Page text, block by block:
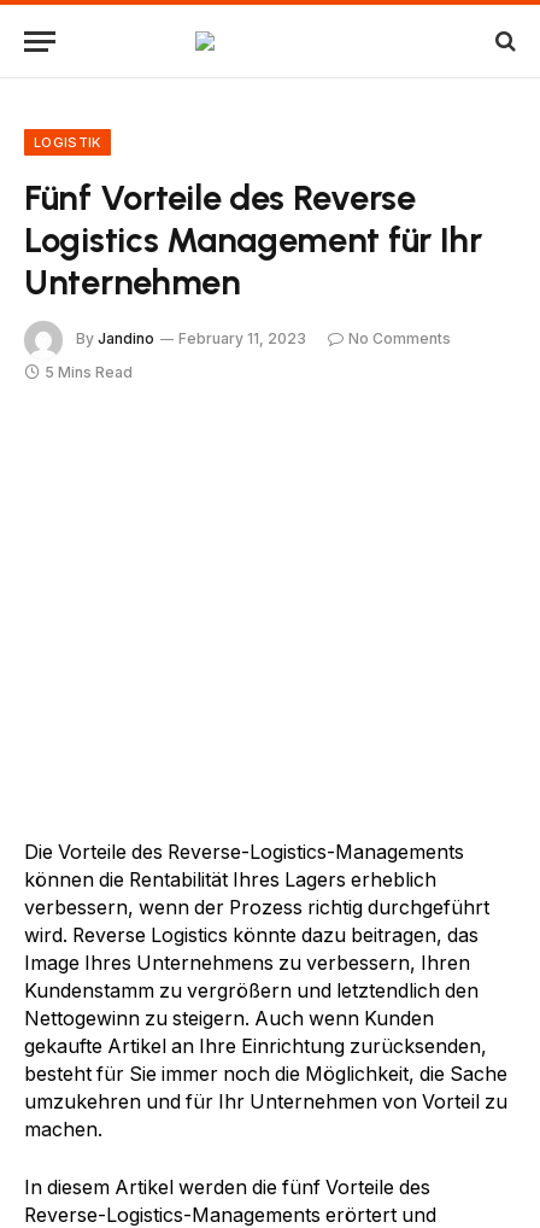
LOGISTIK
Fünf Vorteile des Reverse
Logistics Management für Ihr
Unternehmen
By Jandino February 11, 2023
No Comments
5 Mins Read
Die Vorteile des Reverse-Logistics-Managements
können die Rentabilität Ihres Lagers erheblich
verbessern, wenn der Prozess richtig durchgeführt
wird. Reverse Logistics könnte dazu beitragen, das
Image Ihres Unternehmens zu verbessern, Ihren
Kundenstamm zu vergrößern und letztendlich den
Nettogewinn zu steigern. Auch wenn Kunden
gekaufte Artikel an Ihre Einrichtung zurücksenden,
besteht für Sie immer noch die Möglichkeit, die Sache
umzukehren und für Ihr Unternehmen von Vorteil zu
machen.
In diesem Artikel werden die fünf Vorteile des
Reverse-Logistics-Managements erörtert und